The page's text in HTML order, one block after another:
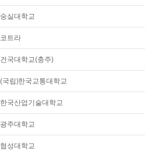
숭실대학교
코트라
건국대학교(충주)
(국립)한국교통대학교
한국산업기술대학교
광주대학교
협성대학교